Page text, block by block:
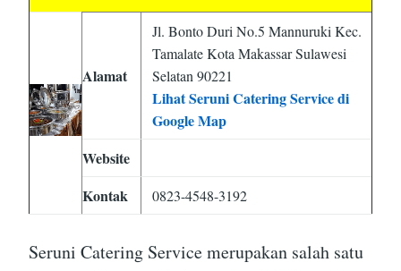
Alamat
Jl. Bonto Duri No.5 Mannuruki Kec.
Tamalate Kota Makassar Sulawesi
Selatan 90221
Lihat Seruni Catering Service di
Google Map
Website
Kontak
0823-4548-3192
Seruni Catering Service merupakan salah satu